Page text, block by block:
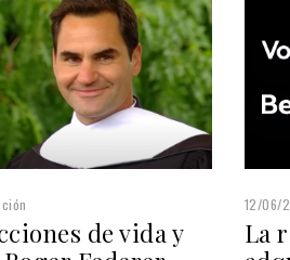
de vida y
12/06/
La